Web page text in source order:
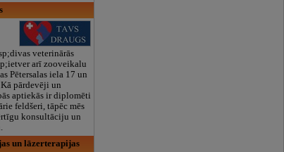
veterinārās
arī zooveikalu
Pētersalas iela 17 un
pārdevēji un
aptiekās ir diplomēti
feldšeri, tāpēc mēs
konsultāciju un
un lāzerterapijas